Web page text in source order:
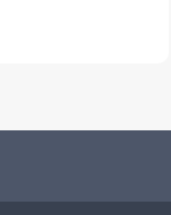
avea nevoie